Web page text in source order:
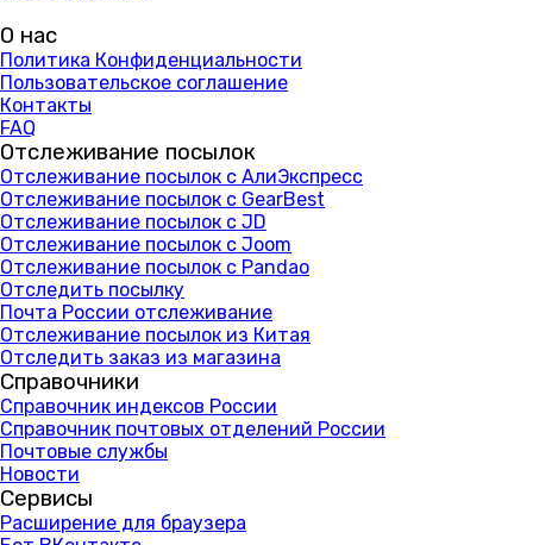
О нас
Политика Конфиденциальности
Пользовательское соглашение
Контакты
FAQ
Отслеживание посылок
Отслеживание посылок с АлиЭкспресс
Отслеживание посылок с GearBest
Отслеживание посылок с JD
Отслеживание посылок с Joom
Отслеживание посылок с Pandao
Отследить посылку
Почта России отслеживание
Отслеживание посылок из Китая
Отследить заказ из магазина
Справочники
Справочник индексов России
Справочник почтовых отделений России
Почтовые службы
Новости
Сервисы
Расширение для браузера